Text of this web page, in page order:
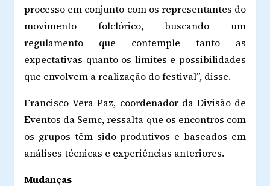
processo em conjunto com os representantes do
movimento folclórico, buscando um
regulamento que contemple tanto as
expectativas quanto os limites e possibilidades
que envolvem a realização do festival”, disse.
Francisco Vera Paz, coordenador da Divisão de
Eventos da Semc, ressalta que os encontros com
os grupos têm sido produtivos e baseados em
análises técnicas e experiências anteriores.
Mudanças